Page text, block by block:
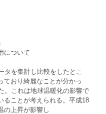
用について
タを集計し比較をしたとこ
ており綺麗なことが分かっ
。これは地球温暖化の影響で
ることが考えられる。平成18
の上昇が影響し